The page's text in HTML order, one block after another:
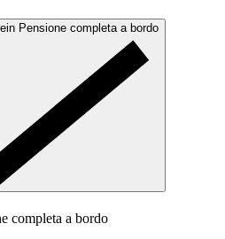
Pensione completa a bordo
completa a bordo